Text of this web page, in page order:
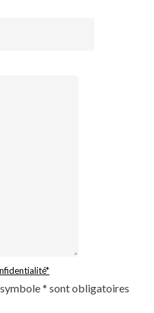
symbole * sont obligatoires